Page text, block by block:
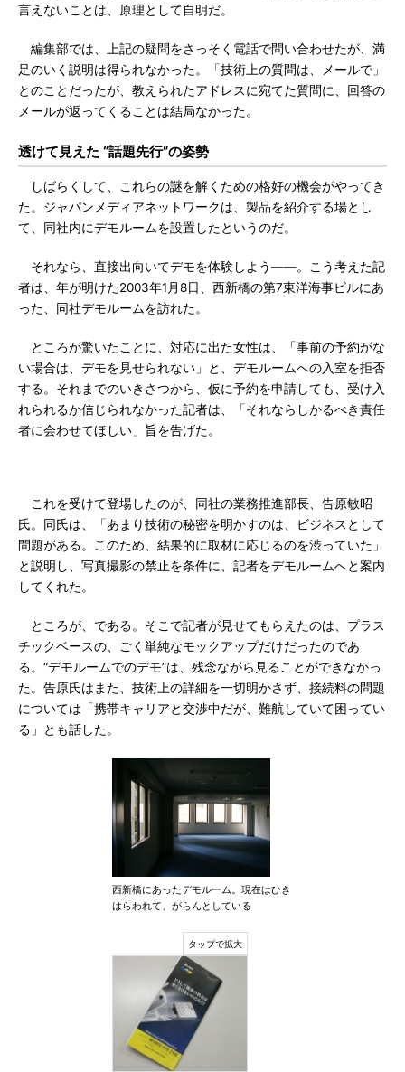
言えないことは、原理として自明だ。
編集部では、上記の疑問をさっそく電話で問い合わせたが、満
足のいく説明は得られなかった。「技術上の質問は、メールで」
とのことだったが、教えられたアドレスに宛てた質問に、回答の
メールが返ってくることは結局なかった。
透けて見えた “話題先行”の姿勢
しばらくして、これらの謎を解くための格好の機会がやってき
た。ジャパンメディアネットワークは、製品を紹介する場とし
て、同社内にデモルームを設置したというのだ。
それなら、直接出向いてデモを体験しよう――。こう考えた記
者は、年が明けた2003年1月8日、西新橋の第7東洋海事ビルにあ
った、同社デモルームを訪れた。
ところが驚いたことに、対応に出た女性は、「事前の予約がな
い場合は、デモを見せられない」と、デモルームへの入室を拒否
する。それまでのいきさつから、仮に予約を申請しても、受け入
れられるか信じられなかった記者は、「それならしかるべき責任
者に会わせてほしい」旨を告げた。
これを受けて登場したのが、同社の業務推進部長、告原敏昭
氏。同氏は、「あまり技術の秘密を明かすのは、ビジネスとして
問題がある。このため、結果的に取材に応じるのを渋っていた」
と説明し、写真撮影の禁止を条件に、記者をデモルームへと案内
してくれた。
ところが、である。そこで記者が見せてもらえたのは、プラス
チックベースの、ごく単純なモックアップだけだったのであ
る。“デモルームでのデモ”は、残念ながら見ることができなかっ
た。告原氏はまた、技術上の詳細を一切明かさず、接続料の問題
については「携帯キャリアと交渉中だが、難航していて困ってい
る」とも話した。
西新橋にあったデモルーム。現在はひき
はらわれて、がらんとしている